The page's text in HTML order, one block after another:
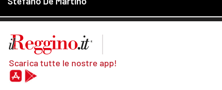
Scarica tutte le nostre app!